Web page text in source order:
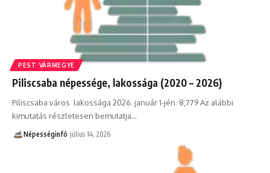
PEST VÁRMEGYE
Piliscsaba népessége, lakossága (2020 – 2026)
Piliscsaba város lakossága 2026. január 1-jén: 8,779 Az alábbi
kimutatás részletesen bemutatja…
Népességinfó július 14, 2026